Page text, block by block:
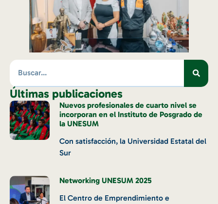
Últimas publicaciones
Nuevos profesionales de cuarto nivel se
incorporan en el Instituto de Posgrado de
la UNESUM
Con satisfacción, la Universidad Estatal del
Sur
Networking UNESUM 2025
El Centro de Emprendimiento e